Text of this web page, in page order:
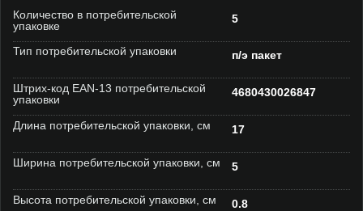
Количество в потребительской
упаковке
5
Тип потребительской упаковки п/э пакет
Штрих-код EAN-13 потребительской
упаковки
4680430026847
Длина потребительской упаковки, см 17
Ширина потребительской упаковки, см 5
Высота потребительской упаковки, см 0.8